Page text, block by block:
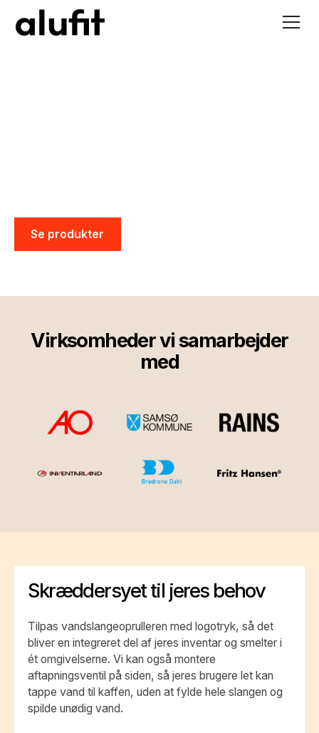
Se produkter
Virksomheder vi samarbejder
med
Skræddersyet til jeres behov
Tilpas vandslangeoprulleren med logotryk, så det
bliver en integreret del af jeres inventar og smelter i
ét omgivelserne. Vi kan også montere
aftapningsventil på siden, så jeres brugere let kan
tappe vand til kaffen, uden at fylde hele slangen og
spilde unødig vand.